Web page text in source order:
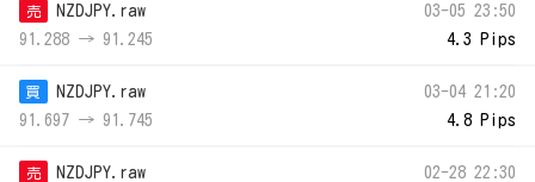
売
NZDJPY.raw
91.288 → 91.245
03-05 23:50
4.3 Pips
買
NZDJPY.raw
91.697 → 91.745
03-04 21:20
4.8 Pips
売
NZDJPY.raw
02-28 22:30